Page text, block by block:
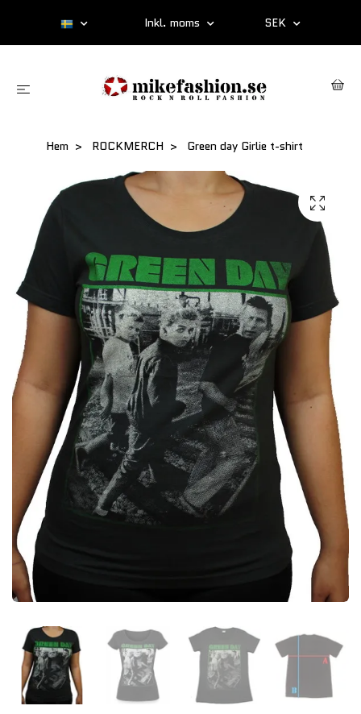
Inkl. moms SEK
Hem ROCKMERCH Green day Girlie t-shirt